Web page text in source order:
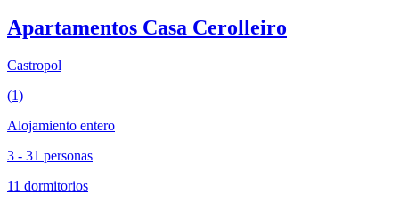
Apartamentos Casa Cerolleiro
Castropol
(1)
Alojamiento entero
3 - 31 personas
11 dormitorios